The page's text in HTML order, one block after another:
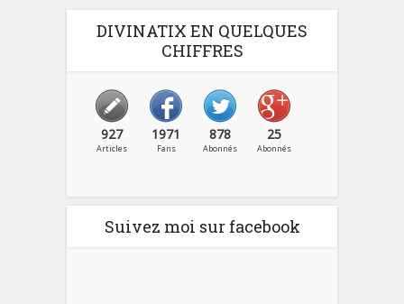
DIVINATIX EN QUELQUES
CHIFFRES
927
Articles
1971
Fans
878
Abonnés
25
Abonnés
Suivez moi sur facebook